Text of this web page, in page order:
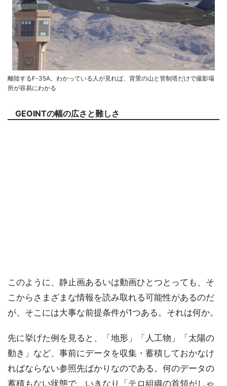
離陸するF-35A。わかっている人が見れば、背景の山と管制塔だけで撮影場
所が容易にわかる
GEOINTの幅の広さと難しさ
このように、静止画あるいは動画ひとつとっても、そ
こからさまざまな情報を読み取れる可能性があるのだ
が、そこには大事な前提条件が1つある。それは何か。
先に挙げた例を見ると、「地形」「人工物」「太陽の
動き」など、事前にデータを収集・蓄積しておかなけ
ればならない参照先ばかりなのである。何のデータの
蓄積もない状態で、いきなり「テロ組織の首領がしゃ